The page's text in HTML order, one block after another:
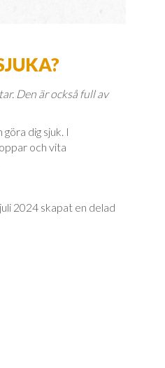
Den är också full av
dig sjuk. I
och vita
2024 skapat en delad